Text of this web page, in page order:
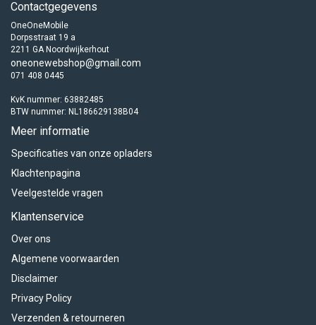
Contactgegevens
OneOneMobile
Dorpsstraat 19 a
2211 GA Noordwijkerhout
oneonewebshop@gmail.com
071 408 0445
KvK nummer: 63882485
BTW nummer: NL186629138B04
Meer informatie
Specificaties van onze opladers
Klachtenpagina
Veelgestelde vragen
Klantenservice
Over ons
Algemene voorwaarden
Disclaimer
Privacy Policy
Verzenden & retourneren